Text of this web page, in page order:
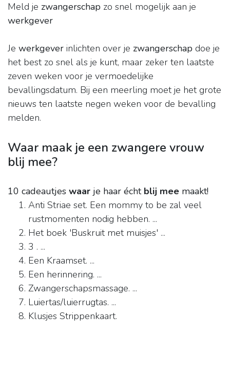
Meld je zwangerschap zo snel mogelijk aan je
werkgever
Je werkgever inlichten over je zwangerschap doe je
het best zo snel als je kunt, maar zeker ten laatste
zeven weken voor je vermoedelijke
bevallingsdatum. Bij een meerling moet je het grote
nieuws ten laatste negen weken voor de bevalling
melden.
Waar maak je een zwangere vrouw
blij mee?
10 cadeautjes waar je haar écht blij mee maakt!
Anti Striae set. Een mommy to be zal veel
rustmomenten nodig hebben. ...
Het boek 'Buskruit met muisjes' ...
3 . ...
Een Kraamset. ...
Een herinnering. ...
Zwangerschapsmassage. ...
Luiertas/luierrugtas. ...
Klusjes Strippenkaart.